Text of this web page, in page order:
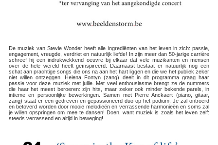
De muziek van Stevie Wonder heeft alle ingrediënten van het leven in zich: passie,
engagement, vreugde, verdriet en natuurlijk liefde! In zijn meer dan 50-jarige carrière
schreef hij een indrukwekkend oeuvre bij elkaar dat vele muzikanten en mensen
over de hele wereld heeft geïnspireerd. Daarnaast bestaat er natuurlijk nog een
schat aan prachtige songs die ons na aan het hart liggen en die we het publiek zeker
niet willen ontzeggen. Helena Fontyn (zang) deelt in dit programma graag haar
passie voor deze muziek met jullie. Met veel enthousiasme brengt ze de nummers
die haar het meest beroeren: zijn hits, maar zeker ook minder bekende parels, in
intieme en persoonlijke bewerkingen. Samen met Pierre Anckaert (piano, gitaar,
zang) staat er een gedreven en gepassioneerd duo op het podium. Je zal ontroerd
en betoverd worden door mooie melodieën en verrassende harmonieën en soms zal
je willen opspringen om mee te dansen! Doen, want muziek is zoals het leven zelf:
steeds verrassend en altijd in beweging!